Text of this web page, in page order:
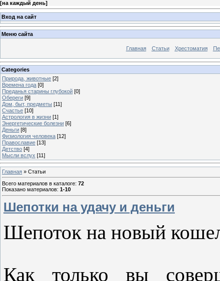
[на каждый день]
Вход на сайт
Меню сайта
Главная Статьи Хрестоматия
Categories
Природа, животные [2]
Времена года [0]
Преданья старины глубокой [0]
Обереги [9]
Дом, быт, предметы [11]
Счастье [10]
Астрология в жизни [1]
Энергетические болезни [6]
Деньги [8]
Физиология человека [12]
Православие [13]
Детство [4]
Мысли вслух [11]
Главная » Статьи
Всего материалов в каталоге: 72
Показано материалов: 1-10
Шепотки на удачу и деньги
Шепоток на новый
Как только вы